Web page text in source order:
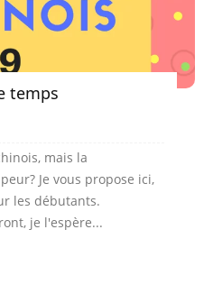
temps
mais la
Je vous propose ici,
les débutants.
je l'espère...